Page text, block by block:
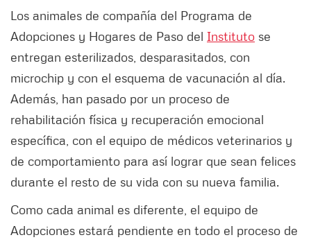
Los animales de compañía del Programa de
Adopciones y Hogares de Paso del Instituto se
entregan esterilizados, desparasitados, con
microchip y con el esquema de vacunación al día.
Además, han pasado por un proceso de
rehabilitación física y recuperación emocional
específica, con el equipo de médicos veterinarios y
de comportamiento para así lograr que sean felices
durante el resto de su vida con su nueva familia.
Como cada animal es diferente, el equipo de
Adopciones estará pendiente en todo el proceso de